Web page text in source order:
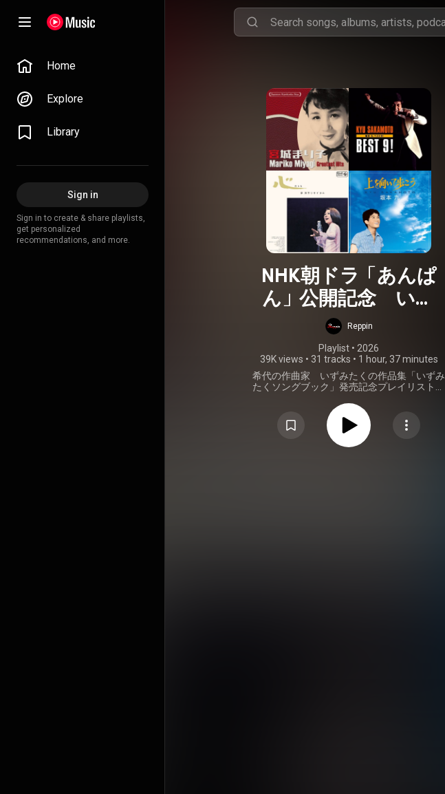
Home
Explore
Library
Sign in
Sign in to create & share playlists,
get personalized
recommendations, and more.
NHK朝ドラ「あんぱ
ん」公開記念 いず
みたくソングブッ
ク ベスト
Reppin
Playlist • 2026
39K views • 31 tracks • 1 hour, 37 minutes
希代の作曲家 いずみたくの作品集「いずみ
たくソングブック」発売記念プレイリスト第